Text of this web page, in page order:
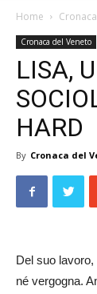
Home
Cronaca del Veneto
LISA,
HARD
By Cronaca del
Del suo
né vergogna.